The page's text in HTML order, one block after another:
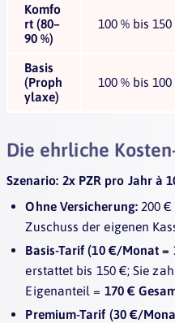
Komfo
rt (80–
90 %)
100 % bis
Basis
(Proph
ylaxe)
100 % bis
Die ehrliche
Szenario: 2x PZR pro Jahr à
Ohne Versicherung:200 €
Zuschuss der eigenen
Basis-Tarif (10 €/Monat =
erstattet bis 150 €; Sie
Eigenanteil = 170 €
Premium-Tarif (30 €/